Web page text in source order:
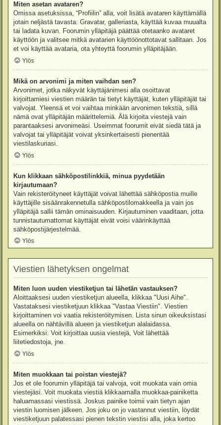
Miten asetan avataren?
Omissa asetuksissa, “Profiilin” alla, voit lisätä avataren käyttämällä
jotain neljästä tavasta: Gravatar, galleriasta, käyttää kuvaa muualta
tai ladata kuvan. Foorumin ylläpitäjä päättää otetaanko avataret
käyttöön ja valitsee mitkä avatarien käyttöönottotavat sallitaan. Jos
et voi käyttää avataria, ota yhteyttä foorumin ylläpitäjään.
Ylös
Mikä on arvonimi ja miten vaihdan sen?
Arvonimet, jotka näkyvät käyttäjänimesi alla osoittavat
kirjoittamiesi viestien määrän tai tietyt käyttäjät, kuten ylläpitäjät tai
valvojat. Yleensä et voi vaihtaa minkään arvonimen tekstiä, sillä
nämä ovat ylläpitäjän määrittelemiä. Älä kirjoita viestejä vain
parantaaksesi arvonimeäsi. Useimmat foorumit eivät siedä tätä ja
valvojat tai ylläpitäjät voivat yksinkertaisesti pienentää
viestilaskuriasi.
Ylös
Kun klikkaan sähköpostilinkkiä, minua pyydetään
kirjautumaan?
Vain rekisteröityneet käyttäjät voivat lähettää sähköpostia muille
käyttäjille sisäänrakennetulla sähköpostilomakkeella ja vain jos
ylläpitäjä sallii tämän ominaisuuden. Kirjautuminen vaaditaan, jotta
tunnistautumattomat käyttäjät eivät voisi väärinkäyttää
sähköpostijärjestelmää.
Ylös
Viestien lähetyksen ongelmat
Miten luon uuden viestiketjun tai lähetän vastauksen?
Aloittaaksesi uuden viestiketjun alueella, klikkaa "Uusi Aihe".
Vastataksesi viestiketjuun klikkaa "Vastaa Viestiin". Viestien
kirjoittaminen voi vaatia rekisteröitymisen. Lista sinun oikeuksistasi
alueella on nähtävillä alueen ja viestiketjun alalaidassa.
Esimerkiksi: Voit kirjoittaa uusia viestejä, Voit lähettää
liitetiedostoja, jne.
Ylös
Miten muokkaan tai poistan viestejä?
Jos et ole foorumin ylläpitäjä tai valvoja, voit muokata vain omia
viestejäsi. Voit muokata viestiä klikkaamalla muokkaa-painiketta
haluamassasi viestissä. Joskus painike toimii vain tietyn ajan
viestin luomisen jälkeen. Jos joku on jo vastannut viestiin, löydät
viestiketjuun palatessasi pienen tekstin viestisi alla, joka kertoo